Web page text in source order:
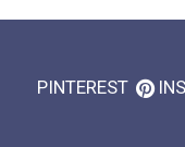
PINTEREST